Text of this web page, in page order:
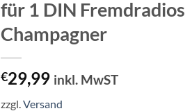
für 1 DIN Fremdradios
Champagner
€29,99 inkl. MwST
zzgl. Versand